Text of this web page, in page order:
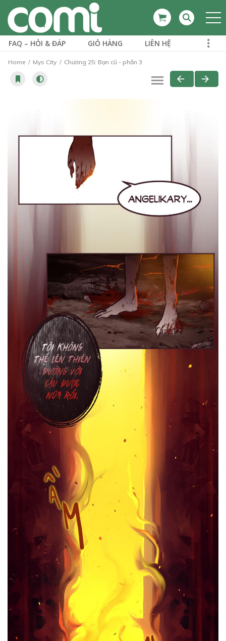
FAQ – HỎI & ĐÁP GIỎ HÀNG LIÊN HỆ
Home Mys City Chương 25: Bạn cũ - phần 3